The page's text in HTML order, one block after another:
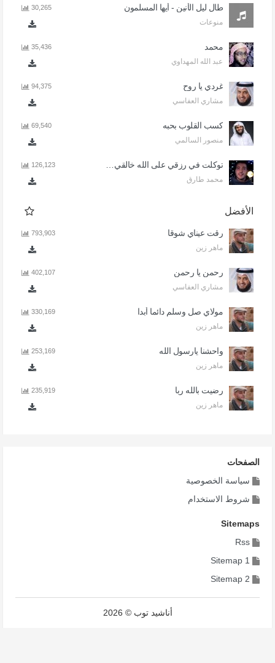
طال ليل الأنين - أيها المسلمون
منوعات
30,265
محمد
عبد الله المهداوي
35,436
غردي يا روح
مشاري العفاسي
94,375
كسب القلوب بحبه
منصور السالمي
69,540
محمد طارق
126,123
الأفضل
رقت عيناي شوقا
ماهر زين
793,903
رحمن يا رحمن
مشاري العفاسي
402,107
مولاي صل وسلم دائما أبدا
ماهر زين
330,169
واحشنا يارسول الله
ماهر زين
253,169
رضيت بالله ربا
ماهر زين
235,919
الصفحات
سياسة الخصوصية
شروط الاستخدام
Sitemaps
Rss
Sitemap 1
Sitemap 2
أناشيد توب © 2026